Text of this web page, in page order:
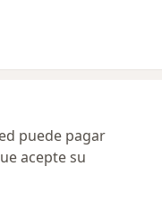
puede pagar
acepte su